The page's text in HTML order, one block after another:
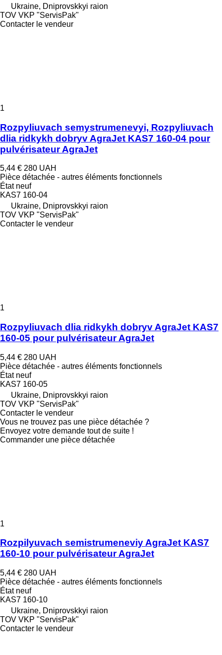
Ukraine, Dniprovskkyi raion
TOV VKP "ServisPak"
Contacter le vendeur
1
Rozpyliuvach semystrumenevyi, Rozpyliuvach
dlia ridkykh dobryv AgraJet KAS7 160-04 pour
pulvérisateur AgraJet
5,44 € 280 UAH
Pièce détachée - autres éléments fonctionnels
Étatneuf
KAS7 160-04
Ukraine, Dniprovskkyi raion
TOV VKP "ServisPak"
Contacter le vendeur
1
Rozpyliuvach dlia ridkykh dobryv AgraJet KAS7
160-05 pour pulvérisateur AgraJet
5,44 € 280 UAH
Pièce détachée - autres éléments fonctionnels
Étatneuf
KAS7 160-05
Ukraine, Dniprovskkyi raion
TOV VKP "ServisPak"
Contacter le vendeur
Vous ne trouvez pas une pièce détachée ?
Envoyez votre demande tout de suite !
Commander une pièce détachée
1
Rozpilyuvach semistrumeneviy AgraJet KAS7
160-10 pour pulvérisateur AgraJet
5,44 € 280 UAH
Pièce détachée - autres éléments fonctionnels
Étatneuf
KAS7 160-10
Ukraine, Dniprovskkyi raion
TOV VKP "ServisPak"
Contacter le vendeur